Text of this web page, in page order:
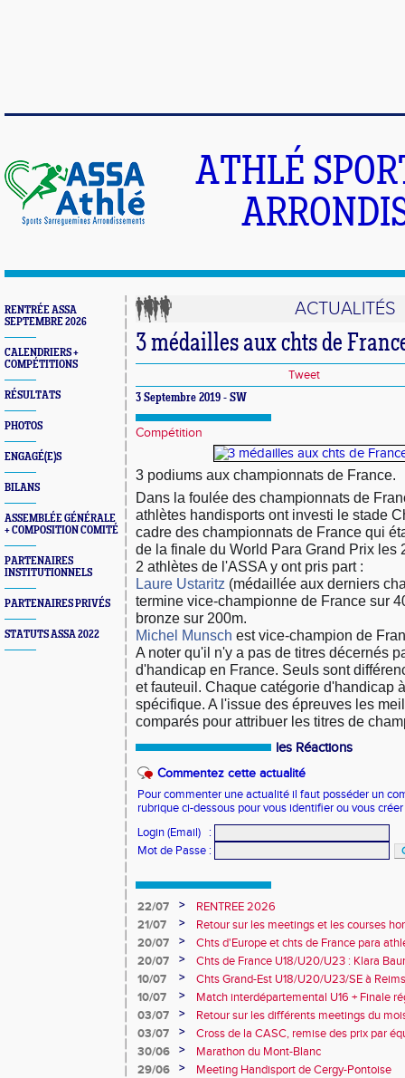
ATHLÉ
RENTRÉE ASSA
SEPTEMBRE 2026
CALENDRIERS +
COMPÉTITIONS
RÉSULTATS
PHOTOS
ENGAGÉ(E)S
BILANS
ASSEMBLÉE GÉNÉRALE
+ COMPOSITION COMITÉ
PARTENAIRES
INSTITUTIONNELS
PARTENAIRES PRIVÉS
STATUTS ASSA 2022
ACTUALITÉS
3 médailles aux chts de
Tweet
3 Septembre 2019 - SW
Compétition
3 podiums aux championnats de France.
Dans la foulée des championnats de
athlètes handisports ont investi le stade
cadre des championnats de France qui
de la finale du World Para Grand Prix les
2 athlètes de l'ASSA y ont pris part :
Laure Ustaritz (médaillée aux derniers
termine vice-championne de France sur
bronze sur 200m.
Michel Munsch est vice-champion de
A noter qu'il n'y a pas de titres décernés
d'handicap en France. Seuls sont
et fauteuil. Chaque catégorie d'handicap
spécifique. A l'issue des épreuves les
comparés pour attribuer les titres de
les Réactions
Commentez cette actualité
Pour commenter une actualité il faut posséder un
rubrique ci-dessous pour vous identifier ou vous
Login (Email)
:
Mot de Passe :
22/07 >
RENTREE 2026
21/07
>
Retour sur les meetings et les courses
20/07
>
Chts d'Europe et chts de France para
champion d'Europe et multiples
20/07 >
Chts de France U18/U20/U23 : Klara
10e
10/07 >
Chts Grand-Est U18/U20/U23/SE à
10/07
>
Match interdépartemental U16 + Finale
Obernai
03/07 >
Retour sur les différents meetings du
03/07
>
Cross de la CASC, remise des prix par
collèges
30/06 >
Marathon du Mont-Blanc
29/06
>
Meeting Handisport de Cergy-Pontoise